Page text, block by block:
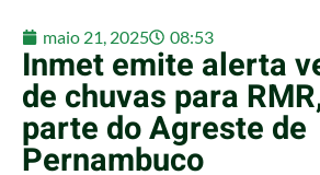
maio 21, 2025 08:53
Inmet emite alerta
de chuvas para
parte do Agreste de
Pernambuco